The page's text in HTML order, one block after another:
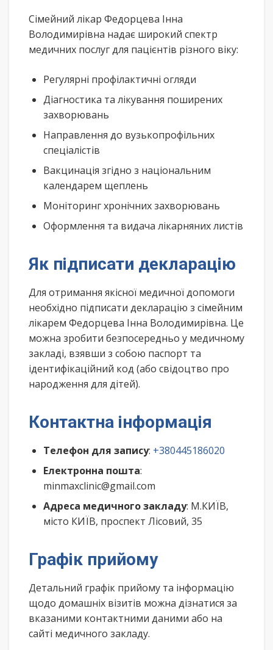
Сімейний лікар Федорцева Інна
Володимирівна надає широкий спектр
медичних послуг для пацієнтів різного віку:
Регулярні профілактичні огляди
Діагностика та лікування поширених
захворювань
Направлення до вузькопрофільних
спеціалістів
Вакцинація згідно з національним
календарем щеплень
Моніторинг хронічних захворювань
Оформлення та видача лікарняних листів
Як підписати декларацію
Для отримання якісної медичної допомоги
необхідно підписати декларацію з сімейним
лікарем Федорцева Інна Володимирівна. Це
можна зробити безпосередньо у медичному
закладі, взявши з собою паспорт та
ідентифікаційний код (або свідоцтво про
народження для дітей).
Контактна інформація
Телефон для запису: +380445186020
Електронна пошта:
minmaxclinic@gmail.com
Адреса медичного закладу: М.КИЇВ,
місто КИЇВ, проспект Лісовий, 35
Графік прийому
Детальний графік прийому та інформацію
щодо домашніх візитів можна дізнатися за
вказаними контактними даними або на
сайті медичного закладу.